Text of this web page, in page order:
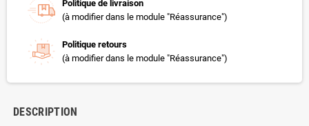
Politique de livraison
(à modifier dans le module "Réassurance")
Politique retours
(à modifier dans le module "Réassurance")
DESCRIPTION